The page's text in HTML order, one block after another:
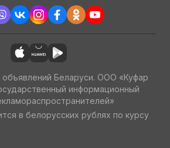
Беларуси. ООО «Куфар
информационный
в белорусских рублях по курсу